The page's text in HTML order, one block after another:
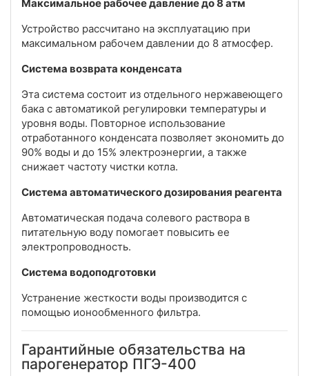
Максимальное рабочее давление до 8 атм
Устройство рассчитано на эксплуатацию при
максимальном рабочем давлении до 8 атмосфер.
Система возврата конденсата
Эта система состоит из отдельного нержавеющего
бака с автоматикой регулировки температуры и
уровня воды. Повторное использование
отработанного конденсата позволяет экономить до
90% воды и до 15% электроэнергии, а также
снижает частоту чистки котла.
Система автоматического дозирования реагента
Автоматическая подача солевого раствора в
питательную воду помогает повысить ее
электропроводность.
Система водоподготовки
Устранение жесткости воды производится с
помощью ионообменного фильтра.
Гарантийные обязательства на
парогенератор ПГЭ-400